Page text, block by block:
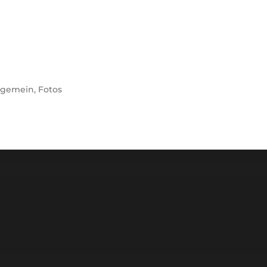
, Fotos